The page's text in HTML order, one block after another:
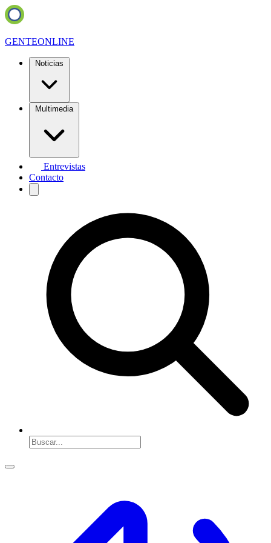
GENTEONLINE
Noticias
Multimedia
Entrevistas
Contacto